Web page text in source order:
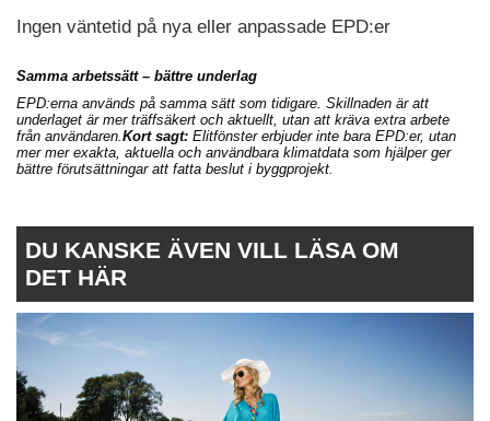
Ingen väntetid på nya eller anpassade EPD:er
Samma arbetssätt – bättre underlag
EPD:erna används på samma sätt som tidigare. Skillnaden är att
underlaget är mer träffsäkert och aktuellt, utan att kräva extra arbete
från användaren. Kort sagt: Elitfönster erbjuder inte bara EPD:er, utan
mer mer exakta, aktuella och användbara klimatdata som hjälper ger
bättre förutsättningar att fatta beslut i byggprojekt.
DU KANSKE ÄVEN VILL LÄSA OM
DET HÄR